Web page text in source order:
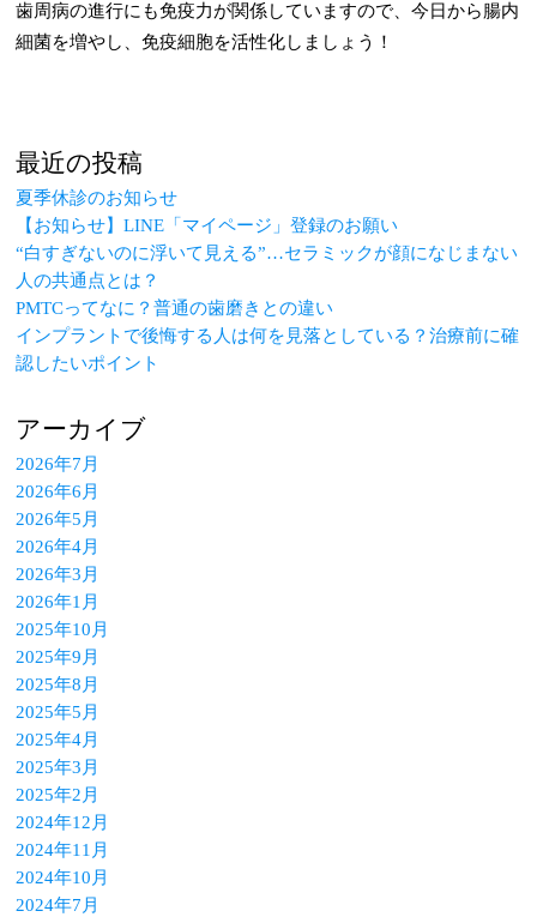
歯周病の進行にも免疫力が関係していますので、今日から腸内
細菌を増やし、免疫細胞を活性化しましょう！
最近の投稿
夏季休診のお知らせ
【お知らせ】LINE「マイページ」登録のお願い
“白すぎないのに浮いて見える”…セラミックが顔になじまない
人の共通点とは？
PMTCってなに？普通の歯磨きとの違い
インプラントで後悔する人は何を見落としている？治療前に確
認したいポイント
アーカイブ
2026年7月
2026年6月
2026年5月
2026年4月
2026年3月
2026年1月
2025年10月
2025年9月
2025年8月
2025年5月
2025年4月
2025年3月
2025年2月
2024年12月
2024年11月
2024年10月
2024年7月